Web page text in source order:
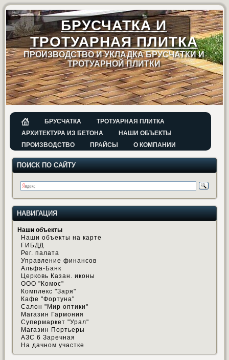
БРУСЧАТКА И
ТРОТУАРНАЯ ПЛИТКА
ПРОИЗВОДСТВО И УКЛАДКА БРУСЧАТКИ И
ТРОТУАРНОЙ ПЛИТКИ
БРУСЧАТКА
ТРОТУАРНАЯ ПЛИТКА
АРХИТЕКТУРА ИЗ БЕТОНА
НАШИ ОБЪЕКТЫ
ПРОИЗВОДСТВО
ПРАЙСЫ О КОМПАНИИ
ПОИСК ПО САЙТУ
НАВИГАЦИЯ
Наши объекты
Наши объекты на карте
ГИБДД
Рег. палата
Управление финансов
Альфа-Банк
Церковь Казан. иконы
ООО "Комос"
Комплекс "Заря"
Кафе "Фортуна"
Салон "Мир оптики"
Магазин Гармония
Супермаркет "Урал"
Магазин Портьеры
АЗС 6 Заречная
На дачном участке